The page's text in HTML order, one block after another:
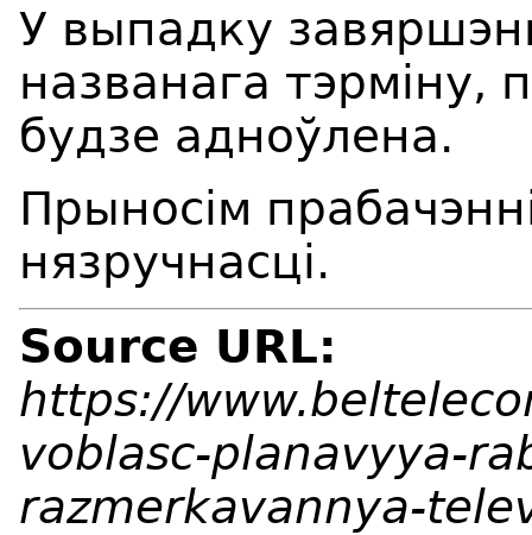
У выпадку
названага тэрміну,
будзе адноўлена.
Прыносім
нязручнасці.
Source URL:
https://
voblasc-planavyya-
razmerkavannya-